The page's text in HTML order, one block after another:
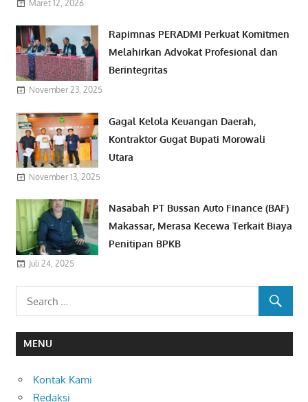
Maret 12, 2026
Rapimnas PERADMI Perkuat Komitmen
Melahirkan Advokat Profesional dan
Berintegritas
November 23, 2025
Gagal Kelola Keuangan Daerah,
Kontraktor Gugat Bupati Morowali
Utara
November 13, 2025
Nasabah PT Bussan Auto Finance (BAF)
Makassar, Merasa Kecewa Terkait Biaya
Penitipan BPKB
Juli 24, 2025
MENU
Kontak Kami
Redaksi